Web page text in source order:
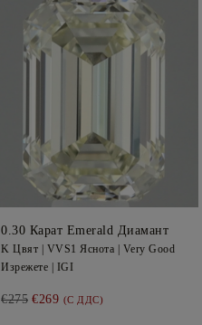
0.30 Карат Emerald Диамант
K Цвят | VVS1 Яснота | Very Good
Изрежете | IGI
€275 €269 (С ДДС)